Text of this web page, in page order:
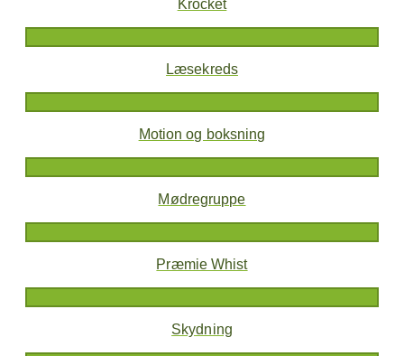
Krocket
Læsekreds
Motion og boksning
Mødregruppe
Præmie Whist
Skydning